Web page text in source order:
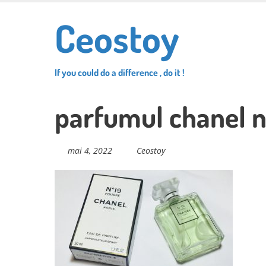
Ceostoy
If you could do a difference , do it !
parfumul chanel
mai 4, 2022 Ceostoy